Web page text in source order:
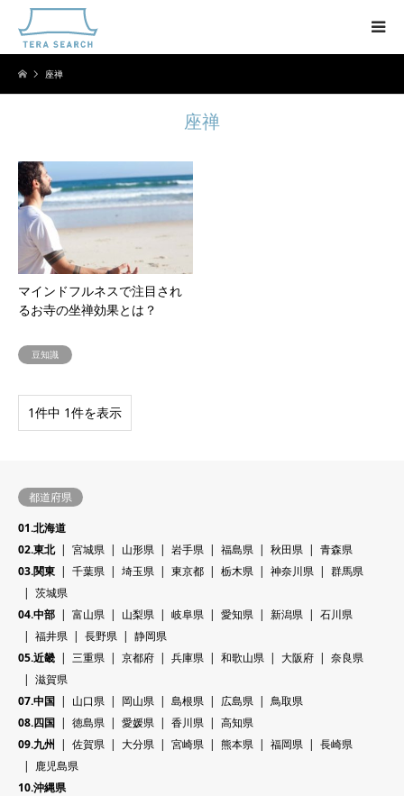
座禅
座禅
マインドフルネスで注目され
るお寺の坐禅効果とは？
豆知識
1件中 1件を表示
都道府県
01.北海道
02.東北
宮城県 山形県 岩手県 福島県 秋田県
青森県
03.関東
千葉県 埼玉県 東京都 栃木県 神奈川県
群馬県
茨城県
04.中部
富山県 山梨県 岐阜県 愛知県 新潟県
石川県
福井県
長野県
静岡県
05.近畿
三重県 京都府 兵庫県 和歌山県 大阪府
奈良県
滋賀県
07.中国
山口県 岡山県 島根県 広島県
鳥取県
08.四国
徳島県 愛媛県 香川県
高知県
09.九州
佐賀県 大分県 宮崎県 熊本県 福岡県
長崎県
鹿児島県
10.沖縄県